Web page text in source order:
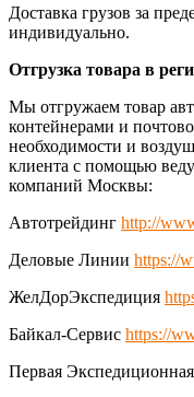
Доставка грузов за
индивидуально.
Отгрузка товара в
Мы отгружаем товар
контейнерами и
необходимости и
клиента с помощью
компаний Москвы:
Автотрейдинг http://
Деловые Линии https://
ЖелДорЭкспедиция
Байкал-Сервис https://
Первая